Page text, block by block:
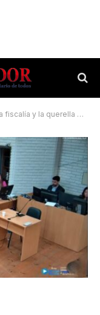
la culpabilidad de los acusados